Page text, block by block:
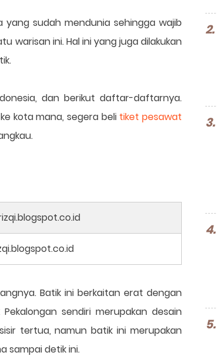
sudah mendunia sehingga wajib
warisan ini. Hal ini yang juga dilakukan
dan berikut daftar-daftarnya.
kota mana, segera beli tiket pesawat
Batik ini berkaitan erat dengan
sendiri merupakan desain
tertua, namun batik ini merupakan
sampai detik ini.